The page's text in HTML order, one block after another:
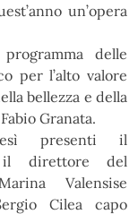
un’opera
delle
per l’alto valore
bellezza e della
Granata.
presenti il
il direttore del
Valensise
Cilea capo